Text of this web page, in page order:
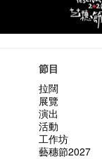
節目
拉闊
展覽
演出
活動
工作坊
藝穗節2027